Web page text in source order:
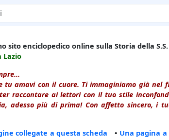
sito enciclopedico online sulla Storia della
Lazio
amavi con il cuore. Ti immaginiamo già nel
raccontare ai lettori con il tuo stile
adesso più di prima! Con affetto sincero, i
collegate a questa scheda • Una pagina a